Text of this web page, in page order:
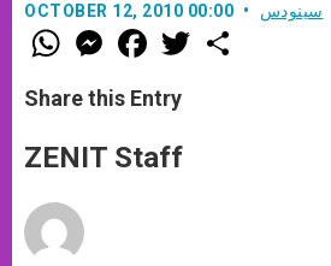
OCTOBER 12, 2010 00:00 سينودس
W
h
t
s
p
p
M
e
s
e
g
e
F
a
e
b
o
k
w
Share this Entry
ZENIT Staff